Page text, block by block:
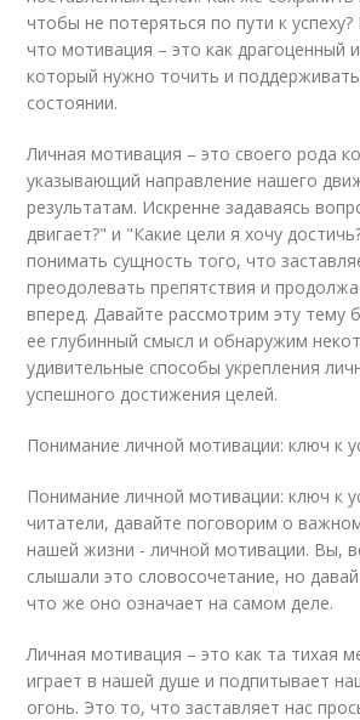
чтобы не потеряться по пути к
что мотивация – это как драгоценный
который нужно точить и
состоянии.
Личная мотивация – это своего рода
указывающий направление нашего
результатам. Искренне задаваясь
двигает?" и "Какие цели я хочу
понимать сущность того, что
преодолевать препятствия и
вперед. Давайте рассмотрим эту тему
ее глубинный смысл и обнаружим
удивительные способы укрепления
успешного достижения целей.
Понимание личной мотивации: ключ к
Понимание личной мотивации: ключ к
читатели, давайте поговорим о
нашей жизни - личной мотивации. Вы,
слышали это словосочетание, но
что же оно означает на самом деле.
Личная мотивация – это как та тихая
играет в нашей душе и подпитывает
огонь. Это то, что заставляет нас